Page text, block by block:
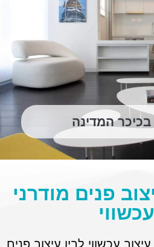
המדינה
פנים מודרני
עכשווי לבין עיצוב פנים